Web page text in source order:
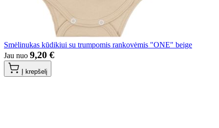
Smėlinukas kūdikiui su trumpomis rankovėmis "ONE" beige
Jau nuo 9,20 €
Į krepšelį